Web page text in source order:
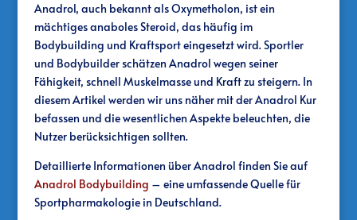
Anadrol, auch bekannt als Oxymetholon, ist ein
mächtiges anaboles Steroid, das häufig im
Bodybuilding und Kraftsport eingesetzt wird. Sportler
und Bodybuilder schätzen Anadrol wegen seiner
Fähigkeit, schnell Muskelmasse und Kraft zu steigern. In
diesem Artikel werden wir uns näher mit der Anadrol Kur
befassen und die wesentlichen Aspekte beleuchten, die
Nutzer berücksichtigen sollten.
Detaillierte Informationen über Anadrol finden Sie auf
Anadrol Bodybuilding – eine umfassende Quelle für
Sportpharmakologie in Deutschland.